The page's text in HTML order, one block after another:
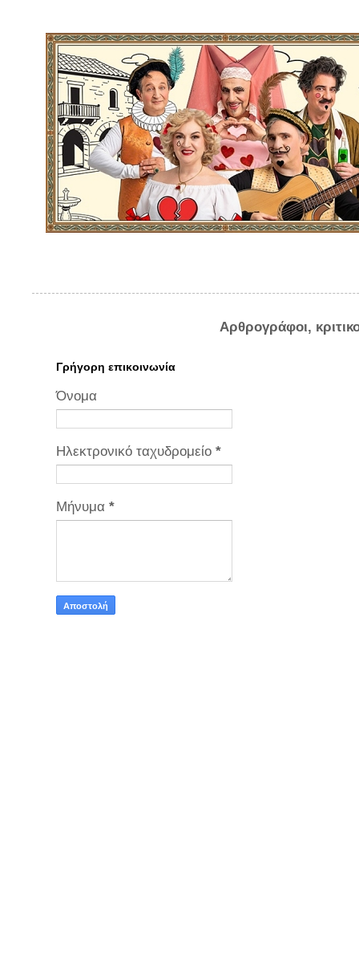
Αρθρογράφοι,
Γρήγορη επικοινωνία
Όνομα
Ηλεκτρονικό ταχυδρομείο *
Μήνυμα *